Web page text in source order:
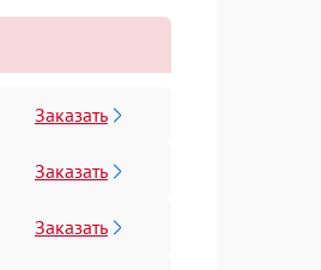
Заказать
Заказать
Заказать